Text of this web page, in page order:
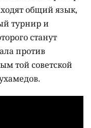
общий язык,
турнир и
станут
против
той советской